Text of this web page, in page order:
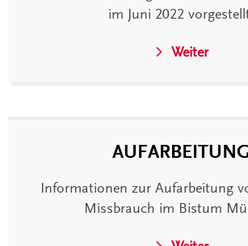
im Juni 2022
Weiter
Informationen zur Aufarbeitung
Missbrauch im Bistum